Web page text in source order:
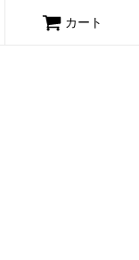
gtag('config',
カート